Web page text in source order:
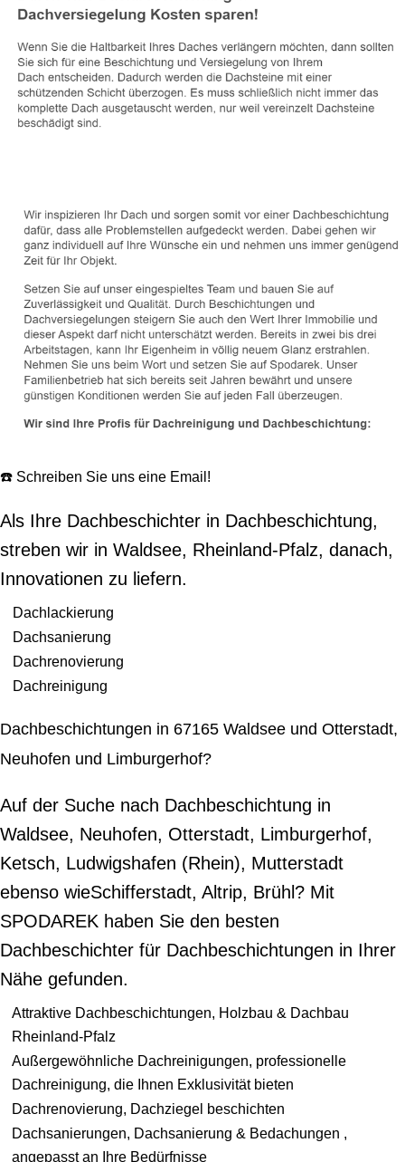
☎️ Schreiben Sie uns eine Email!
Als Ihre Dachbeschichter in Dachbeschichtung,
streben wir in Waldsee, Rheinland-Pfalz, danach,
Innovationen zu liefern.
Dachlackierung
Dachsanierung
Dachrenovierung
Dachreinigung
Dachbeschichtungen in 67165 Waldsee und Otterstadt,
Neuhofen und Limburgerhof?
Auf der Suche nach Dachbeschichtung in
Waldsee, Neuhofen, Otterstadt, Limburgerhof,
Ketsch, Ludwigshafen (Rhein), Mutterstadt
ebenso wieSchifferstadt, Altrip, Brühl? Mit
SPODAREK haben Sie den besten
Dachbeschichter für Dachbeschichtungen in Ihrer
Nähe gefunden.
Attraktive Dachbeschichtungen, Holzbau & Dachbau
Rheinland-Pfalz
Außergewöhnliche Dachreinigungen, professionelle
Dachreinigung, die Ihnen Exklusivität bieten
Dachrenovierung, Dachziegel beschichten
Dachsanierungen, Dachsanierung & Bedachungen ,
angepasst an Ihre Bedürfnisse